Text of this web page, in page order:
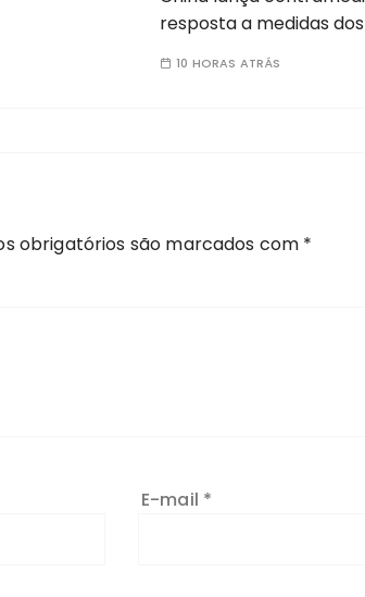
resposta a medidas dos
10 HORAS ATRÁS
obrigatórios são marcados com *
E-mail *